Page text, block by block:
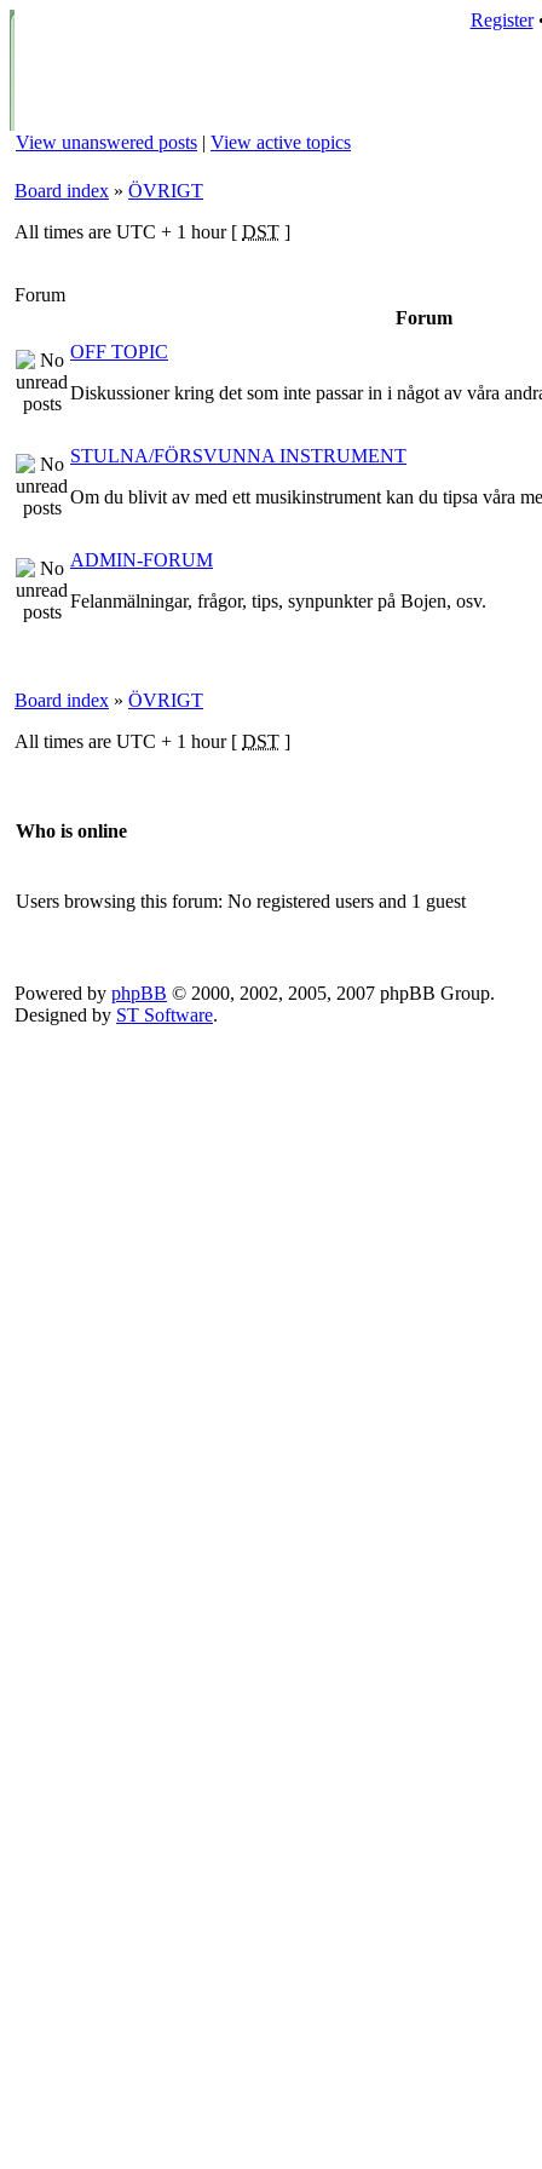
Register
View unanswered posts | View active topics
Board index » ÖVRIGT
All times are UTC + 1 hour [ DST ]
Forum
Forum
OFF TOPIC
Diskussioner kring det som inte passar in i något av våra
STULNA/FÖRSVUNNA INSTRUMENT
Om du blivit av med ett musikinstrument kan du tipsa våra
ADMIN-FORUM
Felanmälningar, frågor, tips, synpunkter på Bojen, osv.
Board index » ÖVRIGT
All times are UTC + 1 hour [ DST ]
Who is online
Users browsing this forum: No registered users and 1 guest
Powered by phpBB © 2000, 2002, 2005, 2007 phpBB Group.
Designed by ST Software.